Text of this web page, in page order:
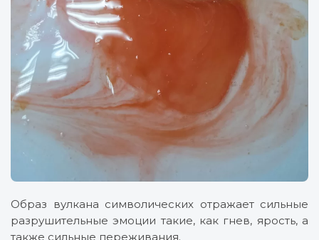
Образ вулкана символических отражает сильные
разрушительные эмоции такие, как гнев, ярость, а
также сильные переживания.